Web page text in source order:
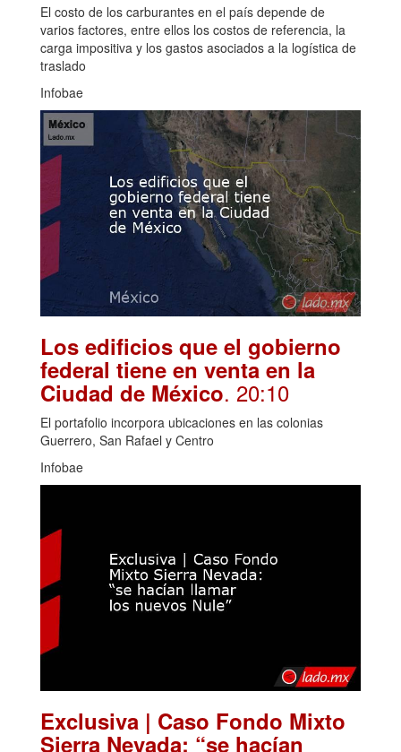
El costo de los carburantes en el país depende de
varios factores, entre ellos los costos de referencia, la
carga impositiva y los gastos asociados a la logística de
traslado
Infobae
Los edificios que el gobierno
federal tiene en venta en la
Ciudad de México. 20:10
El portafolio incorpora ubicaciones en las colonias
Guerrero, San Rafael y Centro
Infobae
Exclusiva | Caso Fondo Mixto
Sierra Nevada: “se hacían